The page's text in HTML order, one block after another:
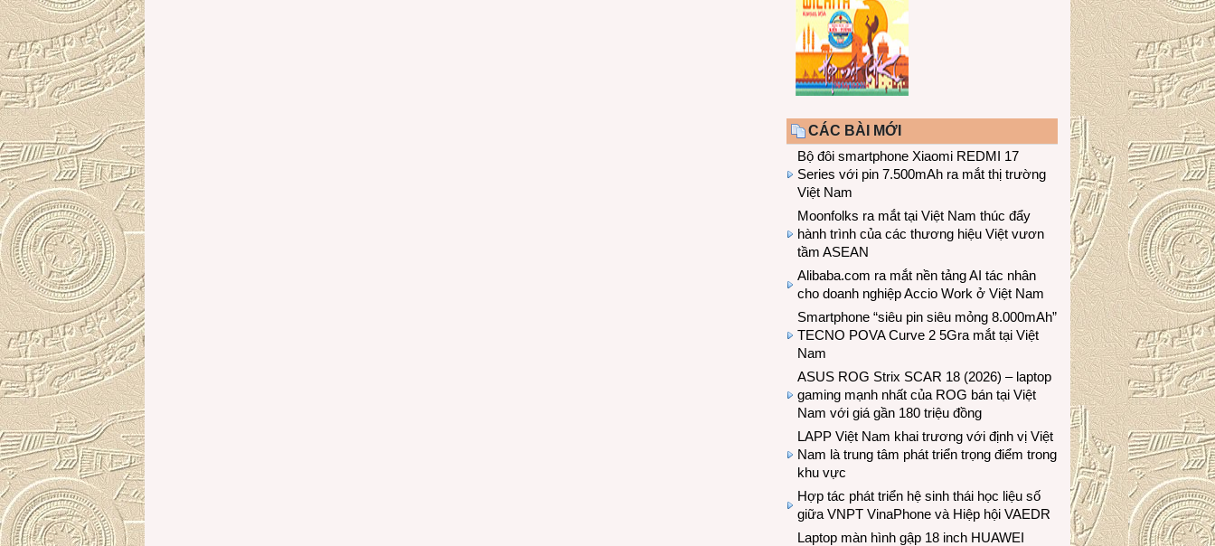
CÁC BÀI MỚI
Bộ đôi smartphone Xiaomi REDMI 17
Series với pin 7.500mAh ra mắt thị trường
Việt Nam
Moonfolks ra mắt tại Việt Nam thúc đẩy
hành trình của các thương hiệu Việt vươn
tầm ASEAN
Alibaba.com ra mắt nền tảng AI tác nhân
cho doanh nghiệp Accio Work ở Việt Nam
Smartphone “siêu pin siêu mỏng 8.000mAh”
TECNO POVA Curve 2 5Gra mắt tại Việt
Nam
ASUS ROG Strix SCAR 18 (2026) – laptop
gaming mạnh nhất của ROG bán tại Việt
Nam với giá gần 180 triệu đồng
LAPP Việt Nam khai trương với định vị Việt
Nam là trung tâm phát triển trọng điểm trong
khu vực
Hợp tác phát triển hệ sinh thái học liệu số
giữa VNPT VinaPhone và Hiệp hội VAEDR
Laptop màn hình gập 18 inch HUAWEI